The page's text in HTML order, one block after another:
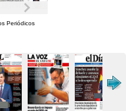
Periódicos